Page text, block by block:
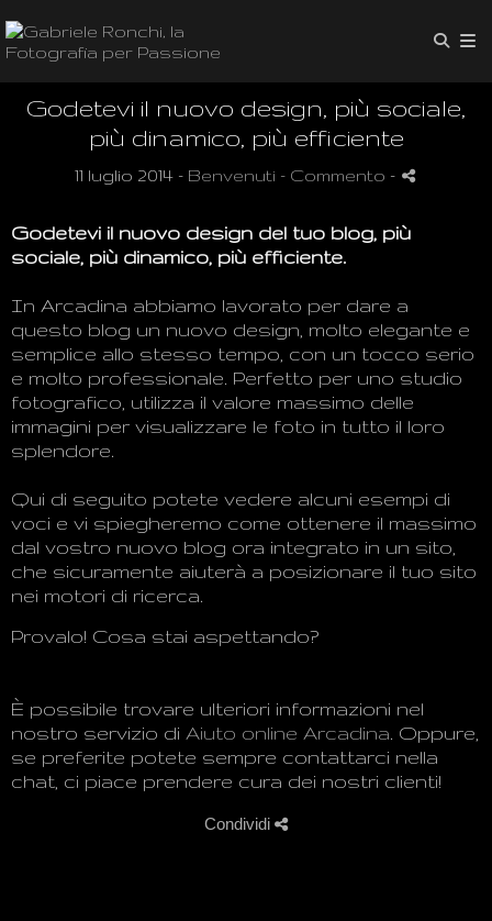
Godetevi il nuovo design, più sociale,
più dinamico, più efficiente
11 luglio 2014 - Benvenuti - Commento -
Godetevi il nuovo design del tuo blog, più
sociale, più dinamico, più efficiente.
In Arcadina abbiamo lavorato per dare a
questo blog un nuovo design molto elegante e
semplice allo stesso tempo con un tocco serio
e molto professionale. Perfetto per uno studio
fotografico utilizza il valore massimo delle
immagini per visualizzare le foto in tutto il loro
splendore.
Qui di seguito potete vedere alcuni esempi di
voci e vi spiegheremo come ottenere il massimo
dal vostro nuovo blog ora integrato in un sito
che sicuramente aiuterà a posizionare il tuo sito
nei motori di ricerca.
Provalo! Cosa stai aspettando?
È possibile trovare ulteriori informazioni nel
nostro servizio di Aiuto online Arcadina. Oppure,
se preferite potete sempre contattarci nella
chat ci piace prendere cura dei nostri clienti!
Condividi